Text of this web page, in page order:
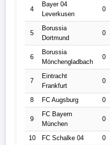
4
Bayer 04
Leverkusen
0
5
Borussia
Dortmund
0
6
Borussia
Mönchengladbach
0
7
Eintracht
Frankfurt
0
8 FC Augsburg 0
9
FC Bayern
München
0
10 FC Schalke 04 0